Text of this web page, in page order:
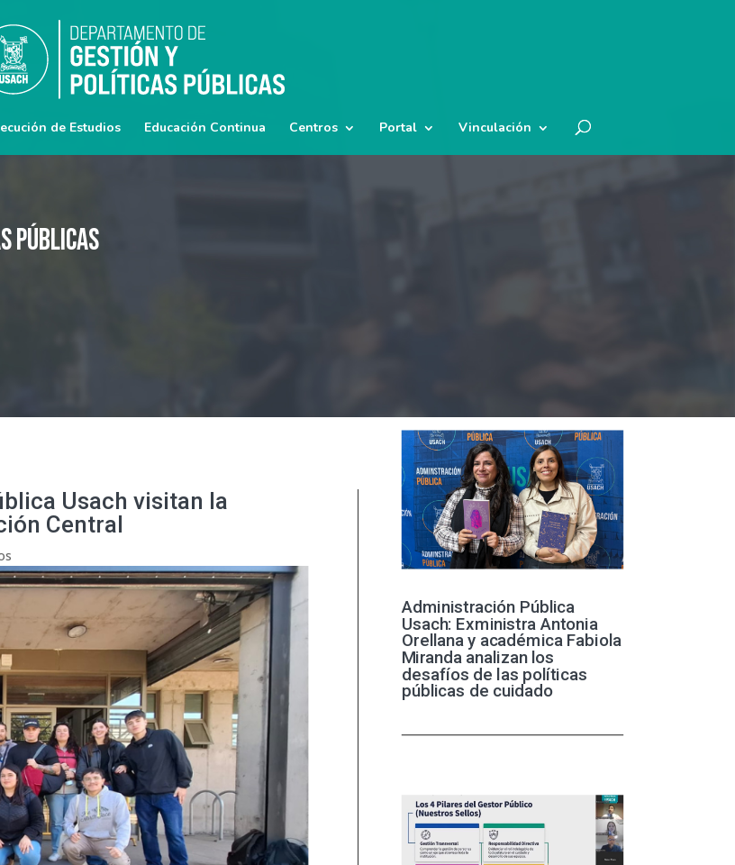
de Estudios Educación Continua Centros Portal Vinculación
Públicas
Usach visitan la
Central
Administración Pública
Usach: Exministra Antonia
Orellana y académica Fabiola
Miranda analizan los
desafíos de las políticas
públicas de cuidado